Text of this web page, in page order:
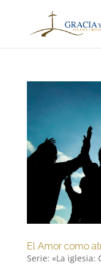
El Amor como
Serie: «La iglesia: